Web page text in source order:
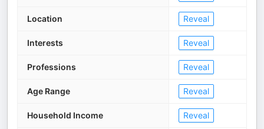
Location Reveal
Interests Reveal
Professions Reveal
Age Range Reveal
Household Income Reveal